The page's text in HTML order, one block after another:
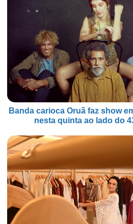
Banda carioca Oruã faz show
nesta quinta ao lado do